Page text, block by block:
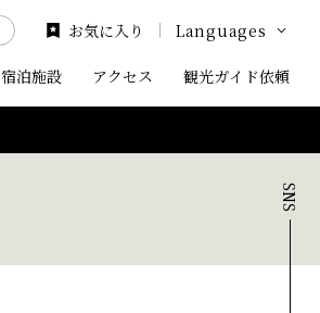
宿泊施設 アクセス 観光ガイド依頼
お気に入り Languages
Google Translate